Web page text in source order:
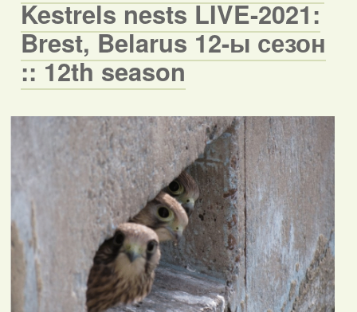
Kestrels nests LIVE-2021:
Brest, Belarus 12-ы сезон
:: 12th season